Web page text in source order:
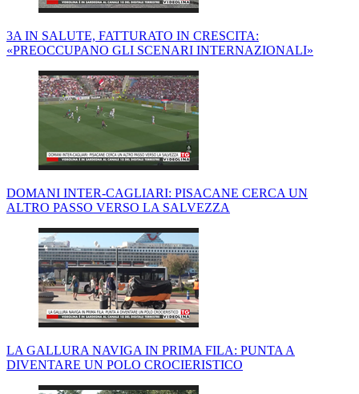
3A IN SALUTE, FATTURATO IN CRESCITA:
«PREOCCUPANO GLI SCENARI INTERNAZIONALI»
DOMANI INTER-CAGLIARI: PISACANE CERCA UN
ALTRO PASSO VERSO LA SALVEZZA
LA GALLURA NAVIGA IN PRIMA FILA: PUNTA A
DIVENTARE UN POLO CROCIERISTICO